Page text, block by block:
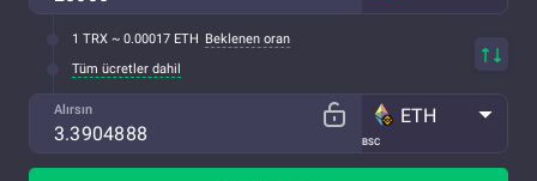
1 TRX ~ 0.00017 ETH Beklenen oran
Tüm ücretler dahil
Alırsın
BSC
ETH